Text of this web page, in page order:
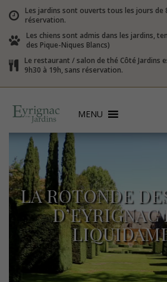
Les jardins sont ouverts tous les jours de
réservation.
Les chiens sont admis dans les jardins,
des Pique-Niques Blancs)
Le restaurant / salon de thé Côté Jardins
9h30 à 19h, sans réservation.
MENU
LA ROTONDE
D’EYRIGNAC